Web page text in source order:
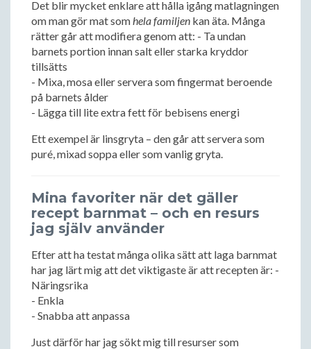
Det blir mycket enklare att hålla igång matlagningen
om man gör mat somhela familjen kan äta. Många
rätter går att modifiera genom att: - Ta undan
barnets portion innan salt eller starka kryddor
tillsätts
- Mixa, mosa eller servera som fingermat beroende
på barnets ålder
- Lägga till lite extra fett för bebisens energi
Ett exempel är linsgryta – den går att servera som
puré, mixad soppa eller som vanlig gryta.
Mina favoriter när det gäller
recept barnmat – och en resurs
jag själv använder
Efter att ha testat många olika sätt att laga barnmat
har jag lärt mig att det viktigaste är att recepten är: -
Näringsrika
- Enkla
- Snabba att anpassa
Just därför har jag sökt mig till resurser som